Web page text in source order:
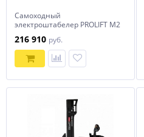
Самоходный
электроштабелер PROLIFT M2
216 910 руб.